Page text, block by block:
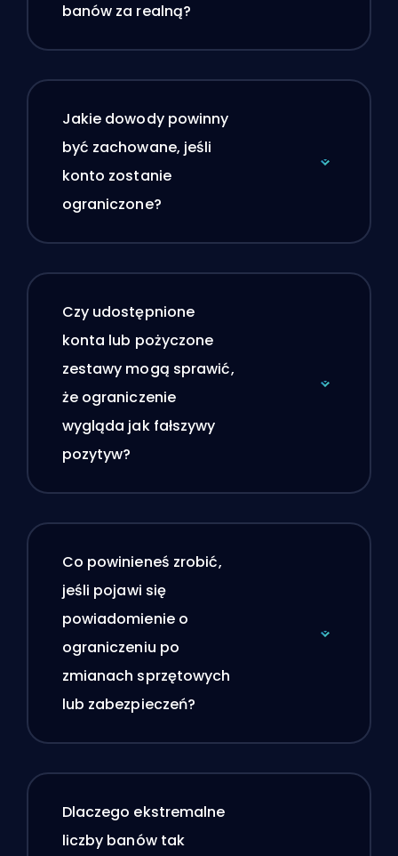
banów za realną?
Jakie dowody powinny
być zachowane, jeśli
konto zostanie
ograniczone?
Czy udostępnione
konta lub pożyczone
zestawy mogą sprawić,
że ograniczenie
wygląda jak fałszywy
pozytyw?
Co powinieneś zrobić,
jeśli pojawi się
powiadomienie o
ograniczeniu po
zmianach sprzętowych
lub zabezpieczeń?
Dlaczego ekstremalne
liczby banów tak